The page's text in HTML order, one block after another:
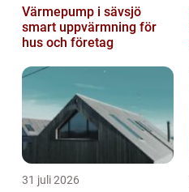
Värmepump i sävsjö
smart uppvärmning för
hus och företag
31 juli 2026